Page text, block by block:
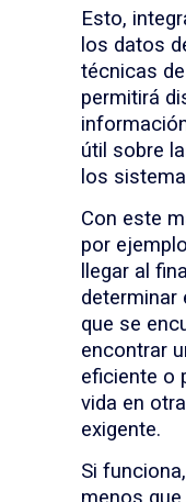
Esto,
los datos
técnicas
permitirá
útil sobre
los
Con este
por
llegar al
determinar
que se
encontrar
eficiente o
vida en
exigente.
Si